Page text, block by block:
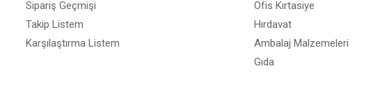
Sipariş Geçmişi
Takip Listem
Karşılaştırma Listem
Ofis Kırtasiye
Hırdavat
Ambalaj Malzemeleri
Gıda